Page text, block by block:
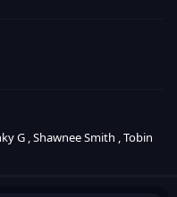
G ,Shawnee Smith ,Tobin